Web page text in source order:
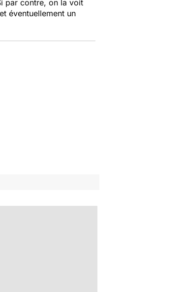
par contre, on la voit
éventuellement un